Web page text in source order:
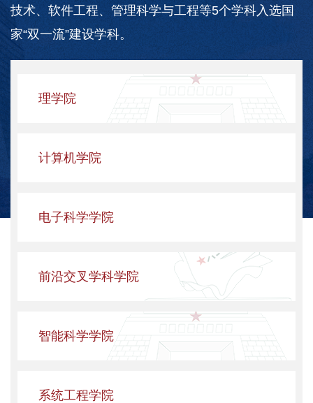
技术、软件工程、管理科学与工程等5个学科入选国
家“双一流”建设学科。
理学院
计算机学院
电子科学学院
前沿交叉学科学院
智能科学学院
系统工程学院